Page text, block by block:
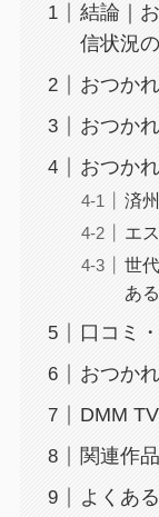
結論｜
信状況
おつか
おつか
おつか
済
エ
世
ある
口コミ
おつか
DMM
関連作
よくあ